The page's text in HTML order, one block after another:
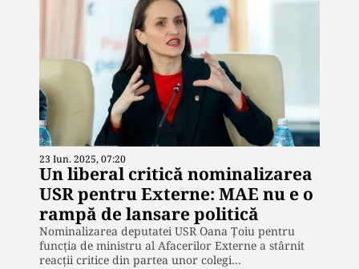
23 Iun. 2025, 07:20
Un liberal critică nominalizarea
USR pentru Externe: MAE nu e o
rampă de lansare politică
Nominalizarea deputatei USR Oana Țoiu pentru
funcția de ministru al Afacerilor Externe a stârnit
reacții critice din partea unor colegi…